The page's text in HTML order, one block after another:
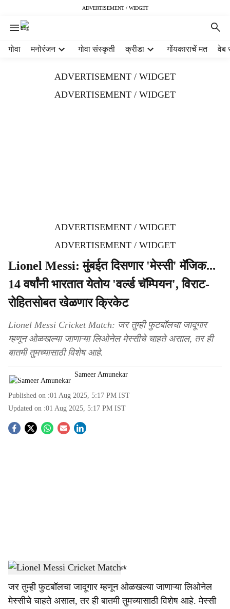
ADVERTISEMENT / WIDGET
गोवा मनोरंजन गोवा संस्कृती क्रीडा गोंयकाराचें मत वेब
ADVERTISEMENT / WIDGET
ADVERTISEMENT / WIDGET
ADVERTISEMENT / WIDGET
ADVERTISEMENT / WIDGET
Lionel Messi: मुंबईत दिसणार 'मेस्सी' मॅजिक...
14 वर्षांनी भारतात येतोय 'वर्ल्ड चॅम्पियन', विराट-
रोहितसोबत खेळणार क्रिकेट
Lionel Messi Cricket Match: जर तुम्ही फुटबॉलचा जादूगार
म्हणून ओळखल्या जाणाऱ्या लिओनेल मेस्सीचे चाहते असाल, तर ही
बातमी तुमच्यासाठी विशेष आहे.
Sameer Amunekar
Published on :01 Aug 2025, 5:17 PM IST
Updated on :01 Aug 2025, 5:17 PM IST
S
a
Lionel Messi Cricket Match-Dainik Gomantak
जर तुम्ही फुटबॉलचा जादूगार म्हणून ओळखल्या जाणाऱ्या लिओनेल
मेस्सीचे चाहते असाल, तर ही बातमी तुमच्यासाठी विशेष आहे. मेस्सी